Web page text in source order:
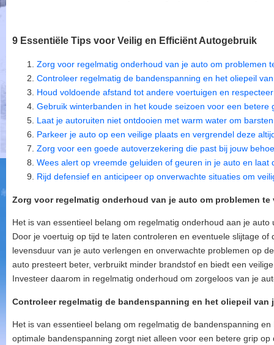
9 Essentiële Tips voor Veilig en Efficiënt Autogebruik
Zorg voor regelmatig onderhoud van je auto om problemen
Controleer regelmatig de bandenspanning en het oliepeil
Houd voldoende afstand tot andere voertuigen en
Gebruik winterbanden in het koude seizoen voor een betere
Laat je autoruiten niet ontdooien met warm water om
Parkeer je auto op een veilige plaats en vergrendel deze
Zorg voor een goede autoverzekering die past bij jouw
Wees alert op vreemde geluiden of geuren in je auto en laat
Rijd defensief en anticipeer op onverwachte situaties om
Zorg voor regelmatig onderhoud van je auto om problemen te
Het is van essentieel belang om regelmatig onderhoud aan je
Door je voertuig op tijd te laten controleren en eventuele slijtage
levensduur van je auto verlengen en onverwachte problemen op
auto presteert beter, verbruikt minder brandstof en biedt een
Investeer daarom in regelmatig onderhoud om zorgeloos van je
Controleer regelmatig de bandenspanning en het oliepeil van
Het is van essentieel belang om regelmatig de bandenspanning
optimale bandenspanning zorgt niet alleen voor een betere grip